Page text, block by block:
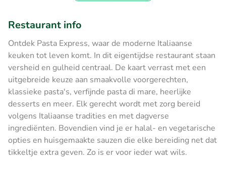
Restaurant info
Ontdek Pasta Express, waar de moderne Italiaanse
keuken tot leven komt. In dit eigentijdse restaurant staan
versheid en gulheid centraal. De kaart verrast met een
uitgebreide keuze aan smaakvolle voorgerechten,
klassieke pasta's, verfijnde pasta di mare, heerlijke
desserts en meer. Elk gerecht wordt met zorg bereid
volgens Italiaanse tradities en met dagverse
ingrediënten. Bovendien vind je er halal- en vegetarische
opties en huisgemaakte sauzen die elke bereiding net dat
tikkeltje extra geven. Zo is er voor ieder wat wils.